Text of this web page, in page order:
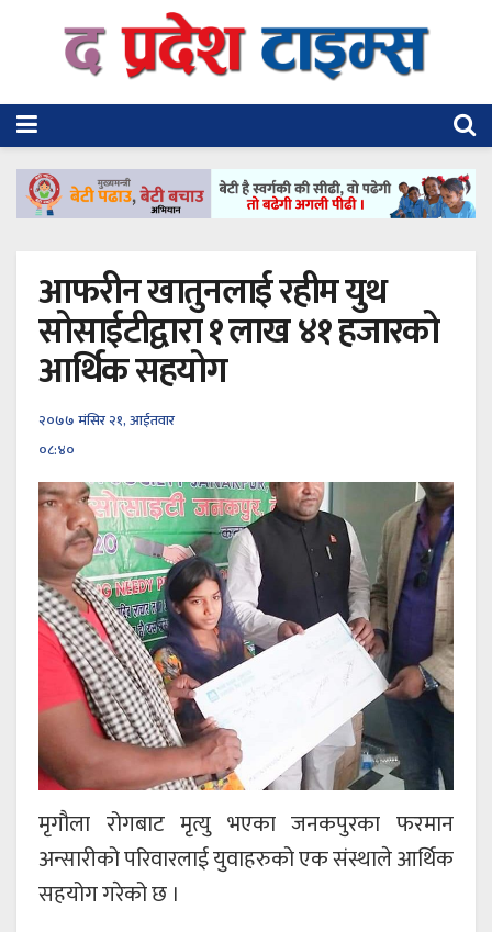
आफरीन खातुनलाई रहीम युथ
सोसाईटीद्वारा १ लाख ४१ हजारको
आर्थिक सहयोग
२०७७ मंसिर २१, आईतवार
०८:४०
मृगौला रोगबाट मृत्यु भएका जनकपुरका फरमान
अन्सारीको परिवारलाई युवाहरुको एक संस्थाले आर्थिक
सहयोग गरेको छ ।